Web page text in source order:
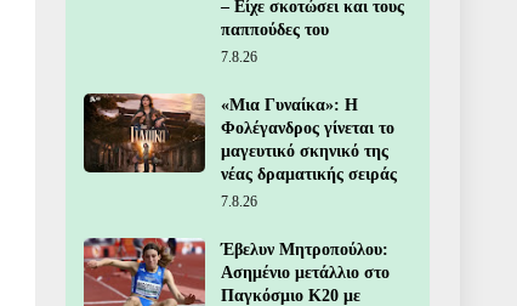
– Είχε σκοτώσει και τους
παππούδες του
7.8.26
«Μια Γυναίκα»: Η
Φολέγανδρος γίνεται το
μαγευτικό σκηνικό της
νέας δραματικής σειράς
7.8.26
Έβελυν Μητροπούλου:
Ασημένιο μετάλλιο στο
Παγκόσμιο Κ20 με